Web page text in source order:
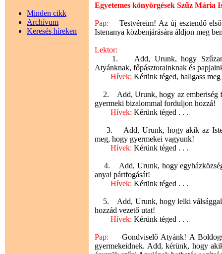
Minden cikk
Archívum
Keresés híreken
Egyetemes könyörgések Szűz Mária
Pap:
Testvéreim! Az új esztendő
Istenanya közbenjárására áldjon meg
Lektor:
1. Add, Urunk, hogy
Atyánknak, főpásztorainknak és
Hívek: Kérünk téged, hallgass
2. Add, Urunk, hogy az emberiség
gyermeki bizalommal forduljon hozzá!
Hívek:Kérünk téged . . .
3. Add, Urunk, hogy akik az
meg, hogy gyermekei vagyunk!
Hívek:Kérünk téged . . .
4. Add, Urunk, hogy
anyai pártfogását!
Hívek:Kérünk téged . . .
5. Add, Urunk, hogy lelki válsággal
hozzád vezető utat!
Hívek:Kérünk téged . . .
Pap:
Gondviselő Atyánk! A
gyermekeidnek. Add, kérünk, hogy